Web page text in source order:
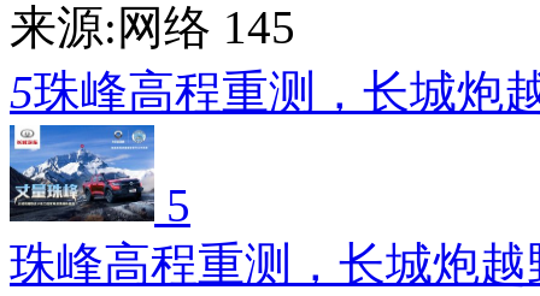
来源:网络 145
5珠峰高程重测，长城炮
5
珠峰高程重测，长城炮越